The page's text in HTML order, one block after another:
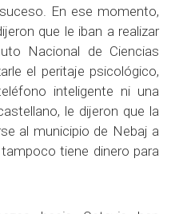
En ese momento,
que le iban a realizar
Nacional de Ciencias
el peritaje psicológico,
inteligente ni una
le dijeron que la
al municipio de Nebaj a
tiene dinero para